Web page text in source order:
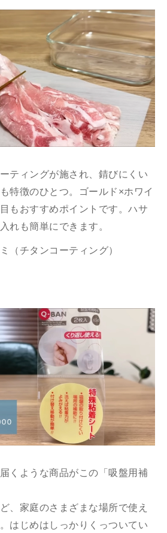
ティングが施され、錆びにくい
特徴のひとつ。ゴールド×ホワイ
もおすすめポイントです。ハサ
れも簡単にできます。
（チタンコーティング）
くような商品がこの「吸盤用補
、家庭のさまざまな場所で使え
はじめはしっかりくっついてい